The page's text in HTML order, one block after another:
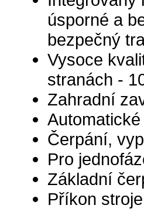
úsporné a
bezpečný
Vysoce
stranách -
Zahradní
Čerpání,
Pro
Základní
Příkon